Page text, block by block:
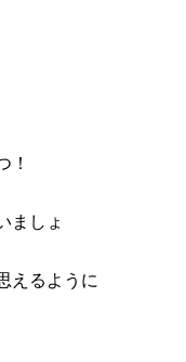
！
ましょ
えるように